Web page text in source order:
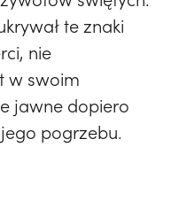
te znaki
nie
w swoim
jawne dopiero
pogrzebu.